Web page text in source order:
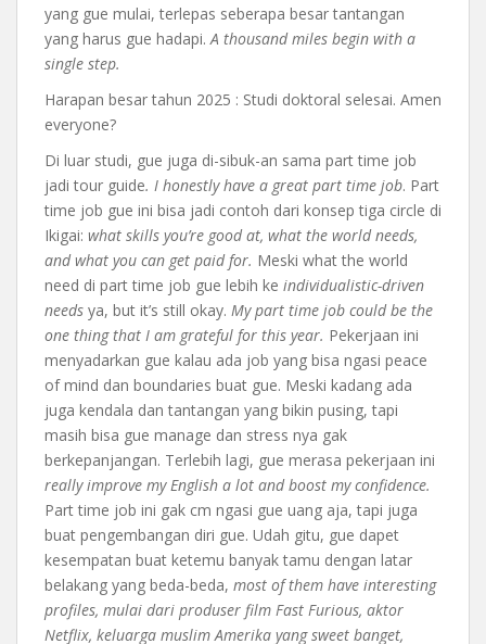
yang gue mulai, terlepas seberapa besar tantangan
yang harus gue hadapi.A thousand miles begin with a
single step.
Harapan besar tahun 2025 : Studi doktoral selesai. Amen
everyone?
Di luar studi, gue juga di-sibuk-an sama part time job
jadi tour guide. I honestly have a great part time job. Part
time job gue ini bisa jadi contoh dari konsep tiga circle di
Ikigai: what skills you’re good at, what the world needs,
and what you can get paid for. Meski what the world
need di part time job gue lebih ke individualistic-driven
needs ya, but it’s still okay. My part time job could be the
one thing that I am grateful for this year. Pekerjaan ini
menyadarkan gue kalau ada job yang bisa ngasi peace
of mind dan boundaries buat gue. Meski kadang ada
juga kendala dan tantangan yang bikin pusing, tapi
masih bisa gue manage dan stress nya gak
berkepanjangan. Terlebih lagi, gue merasa pekerjaan ini
really improve my English a lot and boost my confidence.
Part time job ini gak cm ngasi gue uang aja, tapi juga
buat pengembangan diri gue. Udah gitu, gue dapet
kesempatan buat ketemu banyak tamu dengan latar
belakang yang beda-beda, most of them have interesting
profiles, mulai dari produser film Fast Furious, aktor
Netflix, keluarga muslim Amerika yang sweet banget,